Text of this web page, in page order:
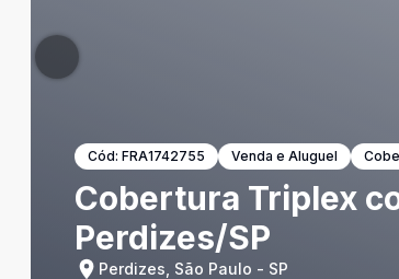
Cód: FRA1742755 Venda e Aluguel
Cobertura Triplex
Perdizes/SP
Perdizes, São Paulo - SP